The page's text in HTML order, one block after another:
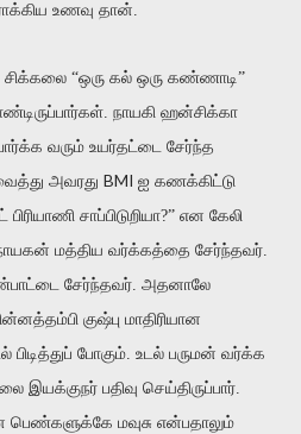
உணவு தான்.
“ஒரு கல் ஒரு கண்ணாடி”
நாயகி ஹன்சிக்கா
வரும் உயர்தட்டை சேர்ந்த
அவரது BMI ஐ கணக்கிட்டு
சாப்பிடுறியா?” என கேலி
நாயகன் மத்திய வர்க்கத்தை சேர்ந்தவர்.
சேர்ந்தவர். அதனாலே
குஷ்பு மாதிரியான
போகும். உடல் பருமன் வர்க்க
இயக்குநர் பதிவு செய்திருப்பார்.
மவுசு என்பதாலும்